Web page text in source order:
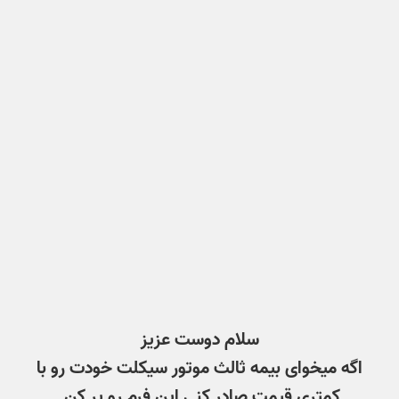
سلام دوست عزیز
اگه میخوای بیمه ثالث موتور سیکلت خودت رو با